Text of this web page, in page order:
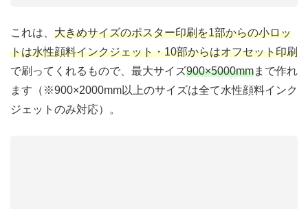
これは、 大きめサイズのポスター印刷を1部からの小ロッ
トは水性顔料インクジェット・10部からはオフセット印刷
で刷ってくれるもので、最大サイズ900×5000mmまで作れ
ます（※900×2000mm以上のサイズは全て水性顔料インク
ジェットのみ対応）。